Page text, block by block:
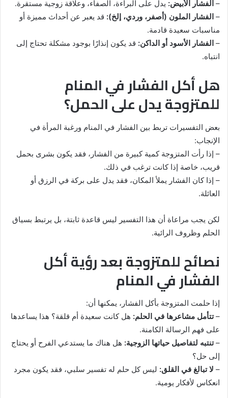
– الفشار الأبيض: يدل على البراءة، الصفاء، وعلاقة زوجية مستقرة.
– الفشار الملون (أصفر، وردي، إلخ): قد يعبر عن أحداث مميزة أو
مناسبات سعيدة قادمة.
– الفشار الأسود أو الداكن: قد يكون إنذارًا بوجود مشكلة تحتاج إلى
انتباه.
هل أكل الفشار في المنام
للمتزوجة يدل على الحمل؟
بعض التفسيرات تربط بين الفشار في المنام ورغبة المرأة في
الإنجاب:
– إذا رأت المتزوجة كمية كبيرة من الفشار، فقد يكون بشرى بحمل
قريب، خاصة إذا كانت ترغب في ذلك.
– إذا كان الفشار يملأ المكان، فقد يدل على بركة في الرزق أو
العائلة.
لكن يجب مراعاة أن هذا التفسير ليس قاعدة ثابتة، بل يرتبط بسياق
الحلم وظروف الرائية.
نصائح للمتزوجة بعد رؤية أكل
الفشار في المنام
إذا حلمت المتزوجة بأكل الفشار، يمكنها أن:
–تتأمل مشاعرها في الحلم: هل كانت سعيدة أم قلقة؟ هذا يساعدها
على فهم الرسالة الكامنة.
–تنتبه لتفاصيل حياتها الزوجية: هل هناك ما يستدعي الفرح أو يحتاج
إلى حل؟
– لا تبالغ في القلق: ليس كل حلم له تفسير سلبي، فقد يكون مجرد
انعكاس لأفكار يومية.